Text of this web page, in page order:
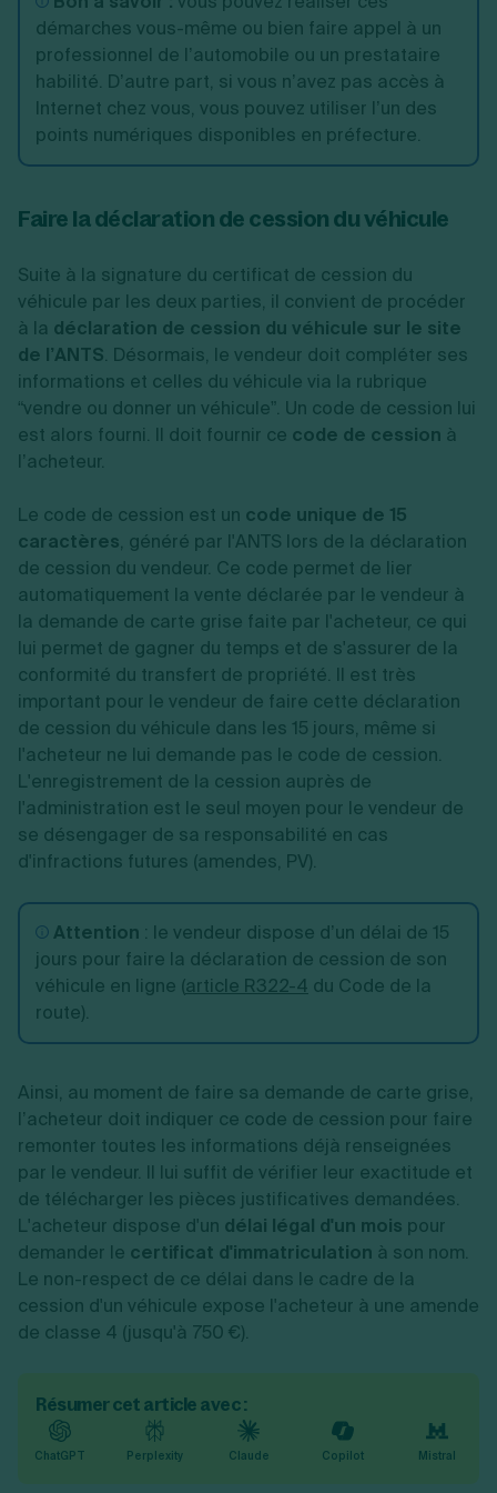
démarches vous-même ou bien faire appel à un
professionnel de l’automobile ou un prestataire
habilité. D’autre part, si vous n’avez pas accès à
Internet chez vous, vous pouvez utiliser l’un des
points numériques disponibles en préfecture.
Faire la déclaration de cession du véhicule
Suite à la signature du certificat de cession du
véhicule par les deux parties, il convient de procéder
à la déclaration de cession du véhicule sur le site
de l’ANTS. Désormais, le vendeur doit compléter ses
informations et celles du véhicule via la rubrique
“vendre ou donner un véhicule”. Un code de cession lui
est alors fourni. Il doit fournir ce code de cession à
l’acheteur.
Le code de cession est un code unique de 15
caractères, généré par l'ANTS lors de la déclaration
de cession du vendeur. Ce code permet de lier
automatiquement la vente déclarée par le vendeur à
la demande de carte grise faite par l'acheteur, ce qui
lui permet de gagner du temps et de s'assurer de la
conformité du transfert de propriété. Il est très
important pour le vendeur de faire cette déclaration
de cession du véhicule dans les 15 jours, même si
l'acheteur ne lui demande pas le code de cession.
L'enregistrement de la cession auprès de
l'administration est le seul moyen pour le vendeur de
se désengager de sa responsabilité en cas
d'infractions futures (amendes, PV).
Attention : le vendeur dispose d’un délai de 15
jours pour faire la déclaration de cession de son
véhicule en ligne (article R322-4 du Code de la
route).
Ainsi, au moment de faire sa demande de carte grise,
l’acheteur doit indiquer ce code de cession pour faire
remonter toutes les informations déjà renseignées
par le vendeur. Il lui suffit de vérifier leur exactitude et
de télécharger les pièces justificatives demandées.
L'acheteur dispose d'un délai légal d'un mois pour
demander le certificat d'immatriculation à son nom.
Le non-respect de ce délai dans le cadre de la
cession d'un véhicule expose l'acheteur à une amende
de classe 4 (jusqu'à 750 €).
Résumer cet article avec :
ChatGPT Perplexity Claude Copilot Mistral